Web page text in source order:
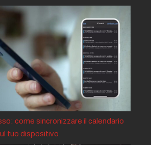
come sincronizzare il calendario
tuo dispositivo